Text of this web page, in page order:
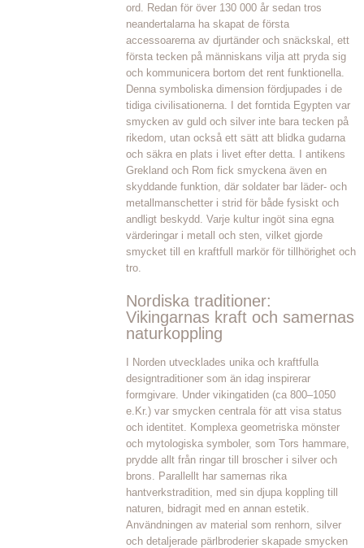
ord. Redan för över 130 000 år sedan tros
neandertalarna ha skapat de första
accessoarerna av djurtänder och snäckskal, ett
första tecken på människans vilja att pryda sig
och kommunicera bortom det rent funktionella.
Denna symboliska dimension fördjupades i de
tidiga civilisationerna. I det forntida Egypten var
smycken av guld och silver inte bara tecken på
rikedom, utan också ett sätt att blidka gudarna
och säkra en plats i livet efter detta. I antikens
Grekland och Rom fick smyckena även en
skyddande funktion, där soldater bar läder- och
metallmanschetter i strid för både fysiskt och
andligt beskydd. Varje kultur ingöt sina egna
värderingar i metall och sten, vilket gjorde
smycket till en kraftfull markör för tillhörighet och
tro.
Nordiska traditioner:
Vikingarnas kraft och samernas
naturkoppling
I Norden utvecklades unika och kraftfulla
designtraditioner som än idag inspirerar
formgivare. Under vikingatiden (ca 800–1050
e.Kr.) var smycken centrala för att visa status
och identitet. Komplexa geometriska mönster
och mytologiska symboler, som Tors hammare,
prydde allt från ringar till broscher i silver och
brons. Parallellt har samernas rika
hantverkstradition, med sin djupa koppling till
naturen, bidragit med en annan estetik.
Användningen av material som renhorn, silver
och detaljerade pärlbroderier skapade smycken